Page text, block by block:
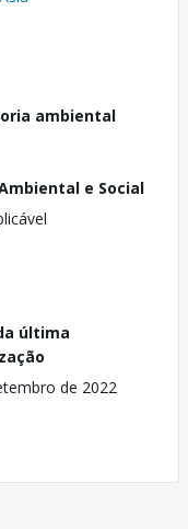
ambiental
e Social
última
de 2022